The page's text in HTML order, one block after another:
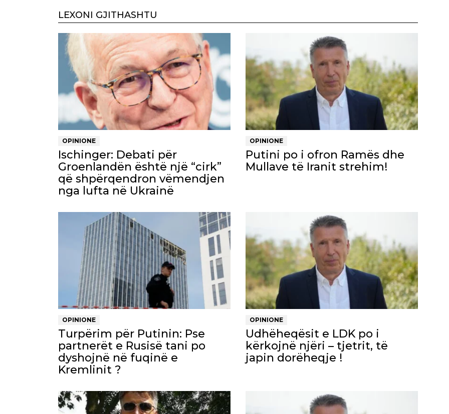
LEXONI GJITHASHTU
OPINIONE
Ischinger: Debati për
Groenlandën është një “cirk”
që shpërqendron vëmendjen
nga lufta në Ukrainë
OPINIONE
Putini po i ofron Ramës dhe
Mullave të Iranit strehim!
OPINIONE
Turpërim për Putinin: Pse
partnerët e Rusisë tani po
dyshojnë në fuqinë e
Kremlinit ?
OPINIONE
Udhëheqësit e LDK po i
kërkojnë njëri – tjetrit, të
japin dorëheqje !